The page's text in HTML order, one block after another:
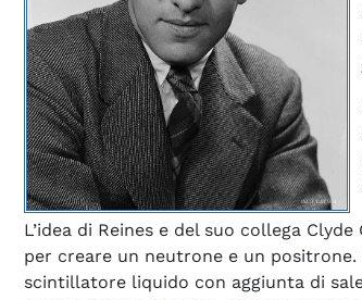
L’idea di Reines e del suo collega
per creare un neutrone e un
scintillatore liquido con aggiunta di